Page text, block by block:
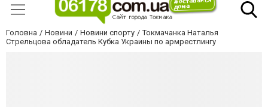
Головна Новини Новини спорту
Токмачанка Наталья
Стрельцова обладатель Кубка Украины по армрестлингу